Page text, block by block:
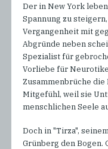
Der in New York
Spannung zu
Vergangenheit mit
Abgründe neben
Spezialist für
Vorliebe für
Zusammenbrüche
Mitgefühl, weil sie
menschlichen Seele
Doch in "Tirza",
Grünberg den